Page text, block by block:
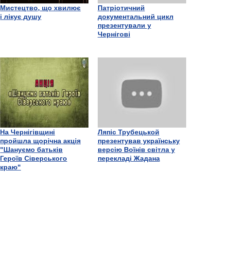
Мистецтво, що хвилює
і лікує душу
Патріотичний
документальний цикл
презентували у
Чернігові
На Чернігівщині
пройшла щорічна акція
"Шануємо батьків
Героїв Сіверського
краю"
Ляпіс Трубецькой
презентував українську
версію Воїнів світла у
перекладі Жадана